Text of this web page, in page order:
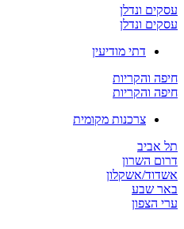
ונדלן
ונדלן
דתי מודיעין
צרכנות מקומית
אשקלון